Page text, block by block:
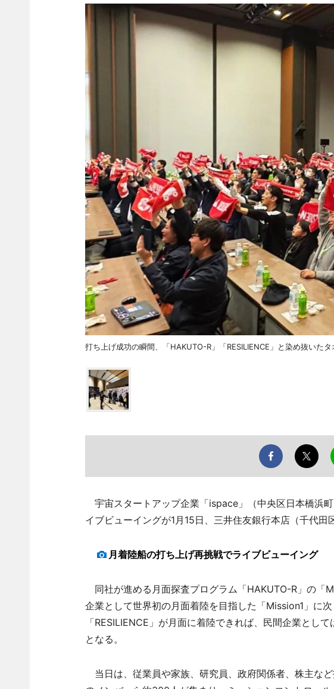
打ち上げ成功の瞬間、「HAKUTO-R」「RESILIENCE」と染め抜いた
宇宙スタートアップ企業「ispace」（中央区日本橋浜
イブビューイングが1月15日、三井住友銀行本店（千代田
月着陸船の打ち上げ再挑戦でライブビューイング
同社が進める月面探査プログラム「HAKUTO-R」の「
企業として世界初の月面着陸を目指した「Mission1」に
「RESILIENCE」が月面に着陸できれば、民間企業とし
となる。
当日は、従業員や家族、研究員、政府関係者、株主な